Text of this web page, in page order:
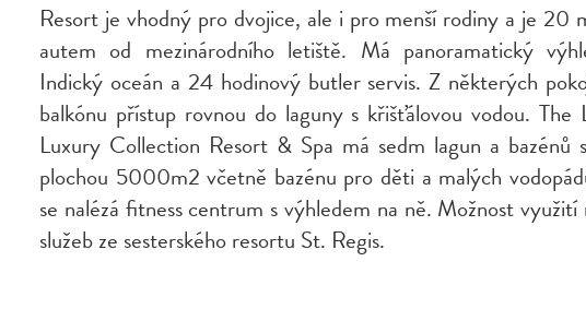
Resort je vhodný pro dvojice, ale i pro menší rodiny a je 20
autem od mezinárodního letiště. Má panoramatický
Indický oceán a 24 hodinový butler servis. Z některých
balkónu přístup rovnou do laguny s křišťálovou vodou.The
Luxury Collection Resort & Spa má sedm lagun a bazénů
plochou 5000m2 včetně bazénu pro děti a malých
se nalézá fitness centrum s výhledem na ně. Možnost
služeb ze sesterského resortu St. Regis.